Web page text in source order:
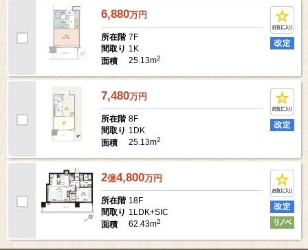
6,880万円
所在階 7F
間取り 1K
面積
25.13m2
7,480万円
所在階 8F
間取り 1DK
面積
25.13m2
2億4,800万円
所在階 18F
間取り 1LDK+SIC
面積
62.43m2